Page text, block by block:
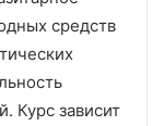
средств
Курс зависит